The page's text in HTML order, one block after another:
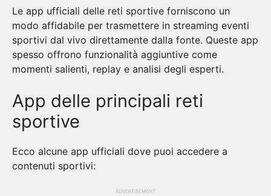
Le app ufficiali delle reti sportive forniscono un
modo affidabile per trasmettere in streaming eventi
sportivi dal vivo direttamente dalla fonte. Queste app
spesso offrono funzionalità aggiuntive come
momenti salienti, replay e analisi degli esperti.
App delle principali reti
sportive
Ecco alcune app ufficiali dove puoi accedere a
contenuti sportivi:
ADVERTISEMENT